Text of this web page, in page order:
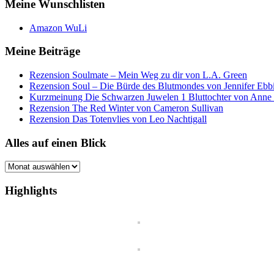
Meine Wunschlisten
Amazon WuLi
Meine Beiträge
Rezension Soulmate – Mein Weg zu dir von L.A. Green
Rezension Soul – Die Bürde des Blutmondes von Jennifer
Kurzmeinung Die Schwarzen Juwelen 1 Bluttochter von
Rezension The Red Winter von Cameron Sullivan
Rezension Das Totenvlies von Leo Nachtigall
Alles auf einen Blick
Alles
einen
Blick
Highlights